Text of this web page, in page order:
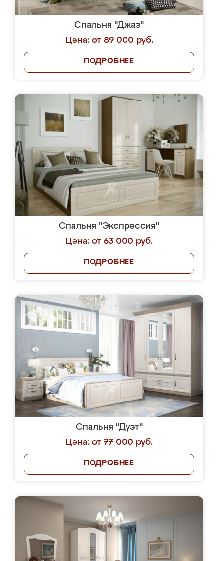
Спальня "Джаз"
Цена: от 89 000 руб.
ПОДРОБНЕЕ
Спальня "Экспрессия"
Цена: от 63 000 руб.
ПОДРОБНЕЕ
Спальня "Дуэт"
Цена: от 77 000 руб.
ПОДРОБНЕЕ